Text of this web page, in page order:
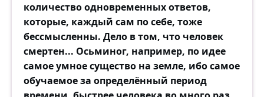
количество одновременных ответов,
которые, каждый сам по себе, тоже
бессмысленны. Дело в том, что человек
смертен... Осьминог, например, по идее
самое умное существо на земле, ибо самое
обучаемое за определённый период